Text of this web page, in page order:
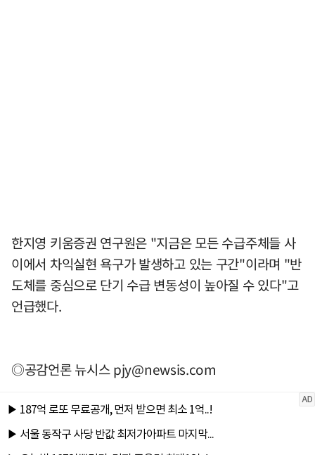
한지영 키움증권 연구원은 "지금은 모든 수급주체들 사
이에서 차익실현 욕구가 발생하고 있는 구간"이라며 "반
도체를 중심으로 단기 수급 변동성이 높아질 수 있다"고
언급했다.
◎공감언론 뉴시스pjy@newsis.com